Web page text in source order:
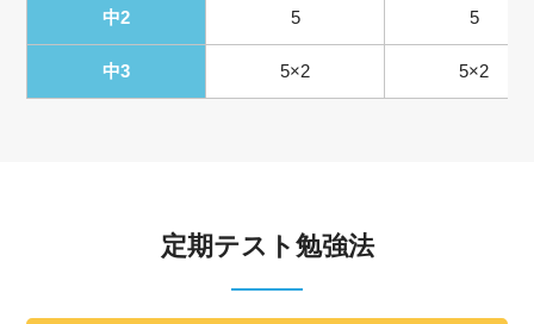
中2 5 5
中3 5×2 5×2
定期テスト勉強法